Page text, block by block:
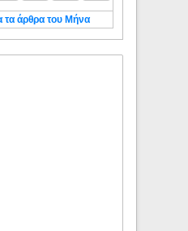
τα άρθρα του Μήνα